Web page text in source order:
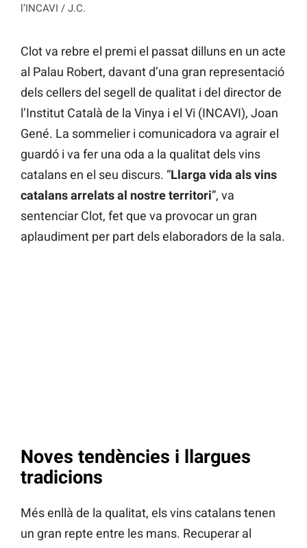
l’INCAVI / J.C.
Clot va rebre el premi el passat dilluns en un acte
al Palau Robert, davant d’una gran representació
dels cellers del segell de qualitat i del director de
l’Institut Català de la Vinya i el Vi (INCAVI), Joan
Gené. La sommelier i comunicadora va agrair el
guardó i va fer una oda a la qualitat dels vins
catalans en el seu discurs. “Llarga vida als vins
catalans arrelats al nostre territori”, va
sentenciar Clot, fet que va provocar un gran
aplaudiment per part dels elaboradors de la sala.
Noves tendències i llargues
tradicions
Més enllà de la qualitat, els vins catalans tenen
un gran repte entre les mans. Recuperar al